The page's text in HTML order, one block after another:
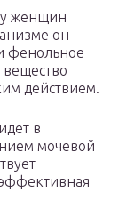
у женщин
он
фенольное
действием.
в
мочевой